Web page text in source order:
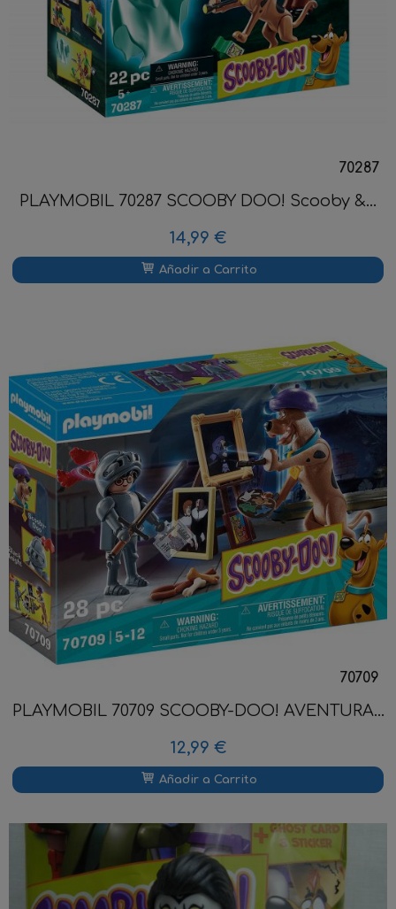
70287
PLAYMOBIL 70287 SCOOBY DOO! Scooby &...
14,99 €
Añadir a Carrito
70709
PLAYMOBIL 70709 SCOOBY-DOO! AVENTURA...
12,99 €
Añadir a Carrito